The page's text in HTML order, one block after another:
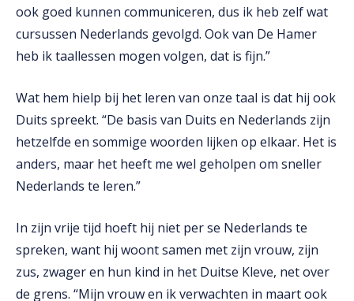
ook goed kunnen communiceren, dus ik heb zelf wat
cursussen Nederlands gevolgd. Ook van De Hamer
heb ik taallessen mogen volgen, dat is fijn.”
Wat hem hielp bij het leren van onze taal is dat hij ook
Duits spreekt. “De basis van Duits en Nederlands zijn
hetzelfde en sommige woorden lijken op elkaar. Het is
anders, maar het heeft me wel geholpen om sneller
Nederlands te leren.”
In zijn vrije tijd hoeft hij niet per se Nederlands te
spreken, want hij woont samen met zijn vrouw, zijn
zus, zwager en hun kind in het Duitse Kleve, net over
de grens. “Mijn vrouw en ik verwachten in maart ook